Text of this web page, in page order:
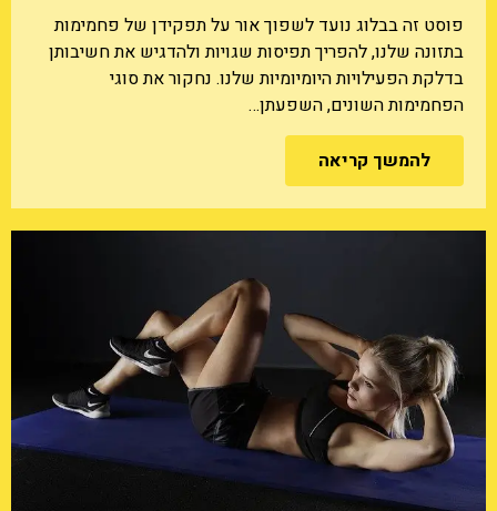
פוסט זה בבלוג נועד לשפוך אור על תפקידן של פחמימות
בתזונה שלנו, להפריך תפיסות שגויות ולהדגיש את חשיבותן
בדלקת הפעילויות היומיומיות שלנו. נחקור את סוגי
הפחמימות השונים, השפעתן…
להמשך קריאה